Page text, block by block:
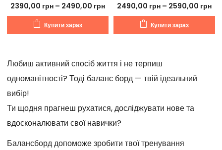
2390,00 грн – 2490,00 грн
Купити зараз
2490,00 грн – 2590,00 грн
Купити зараз
Любиш активний спосіб життя і не терпиш
одноманітності? Тоді баланс борд — твій ідеальний
вибір!
Ти щодня прагнеш рухатися, досліджувати нове та
вдосконалювати свої навички?
Балансборд допоможе зробити твої тренування